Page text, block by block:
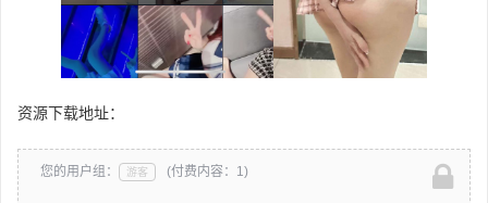
资源下载地址：
您的用户组： 游客 (付费内容：1)